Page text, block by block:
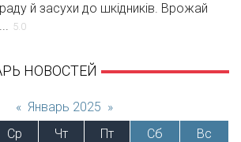
й засухи до шкідників. Врожай
5.0
НОВОСТЕЙ
« Январь 2025 »
Ср Чт Пт Сб
Вс